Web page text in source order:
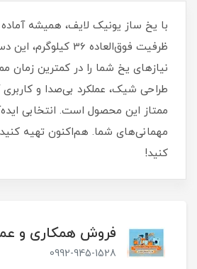
با یخ ساز یونیک لایف، همیشه آماده
ظرفیت فوق‌العاده 36
نیازهای یخ شما را در کمترین زمان
طراحی شیک، عملکرد بی‌صدا و
ممتاز این محصول است. انتخابی
مهمانی‌های شما. هم‌اکنون تهیه
کنید!
فروش همکاری و
0992-945-1528